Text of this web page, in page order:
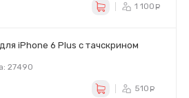
1 100
iPhone 6 Plus с тачскрином
27490
510